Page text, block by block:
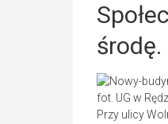
środę.
fot. UG w
Przy ulicy